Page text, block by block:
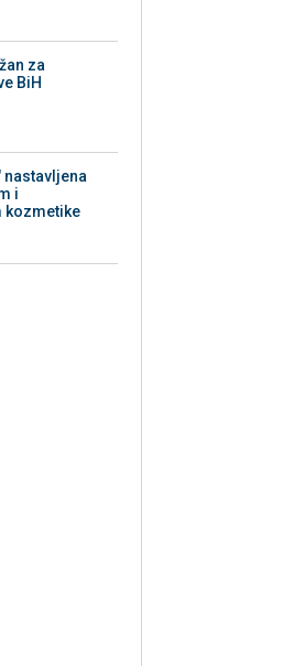
za
BiH
nastavljena
i
kozmetike